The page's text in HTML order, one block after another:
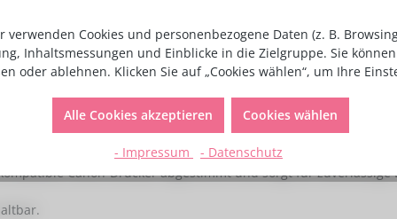
–
Meringue Sheets.
Ergebnisse beim Lebensmitteldruck.
Qualität und hohe Sicherheit.
Canon-Drucker abgestimmt und sorgt für zuverlässige
Cookies und personenbezogene Daten (z. B.
Inhaltsmessungen und Einblicke in die Zielgruppe. Sie
oder ablehnen. Klicken Sie auf „Cookies wählen“, um Ihre
Alle Cookies akzeptieren Cookies wählen
- Impressum - Datenschutz